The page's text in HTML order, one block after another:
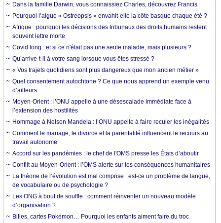
Dans la famille Darwin, vous connaissiez Charles, découvrez Francis
Pourquoi l’algue « Ostreopsis » envahit-elle la côte basque chaque été ?
Afrique : pourquoi les décisions des tribunaux des droits humains restent
souvent lettre morte
Covid long : et si ce n'était pas une seule maladie, mais plusieurs ?
Qu’arrive-t-il à votre sang lorsque vous êtes stressé ?
« Vos trajets quotidiens sont plus dangereux que mon ancien métier »
Quel consentement autochtone ? Ce que nous apprend un exemple venu
d’ailleurs
Moyen-Orient : l’ONU appelle à une désescalade immédiate face à
l’extension des hostilités
Hommage à Nelson Mandela : l’ONU appelle à faire reculer les inégalités
Comment le mariage, le divorce et la parentalité influencent le recours au
travail autonome
Accord sur les pandémies : le chef de l'OMS presse les États d’aboutir
Conflit au Moyen-Orient : l’OMS alerte sur les conséquences humanitaires
La théorie de l’évolution est mal comprise : est-ce un problème de langue,
de vocabulaire ou de psychologie ?
Les ONG à bout de souffle : comment réinventer un nouveau modèle
d’organisation ?
Billes, cartes Pokémon… Pourquoi les enfants aiment faire du troc